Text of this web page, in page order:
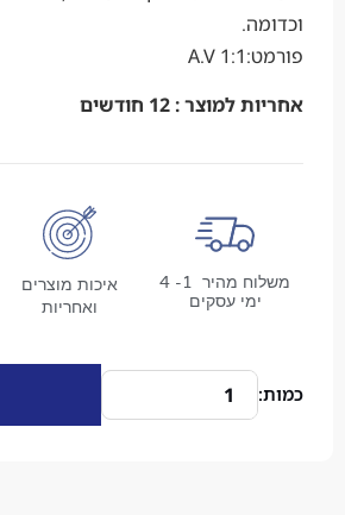
: 12 חודשים
משלוח מהיר 1- 4
איכות מוצרים